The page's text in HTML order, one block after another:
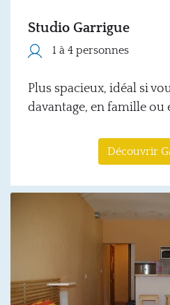
Studio Garrigue
1 à 4 personnes
Plus spacieux, idéal si
davantage, en famille ou
Découvrir